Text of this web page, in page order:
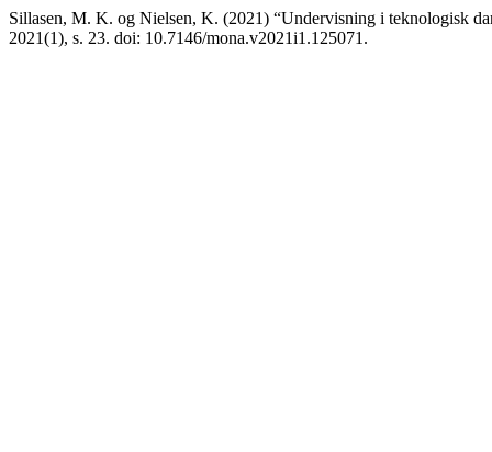
Sillasen, M. K. og Nielsen, K. (2021) “Undervisning i teknologisk
2021(1), s. 23. doi: 10.7146/mona.v2021i1.125071.